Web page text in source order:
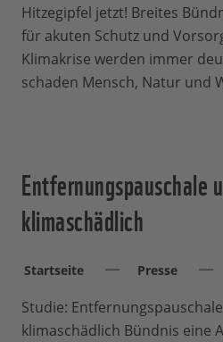
Hitzegipfel jetzt! Breites
für akuten Schutz und
Klimakrise werden immer
schaden Mensch, Natur und
Entfernungspauschale
klimaschädlich
Startseite Presse
Studie:
klimaschädlich Bündnis eine